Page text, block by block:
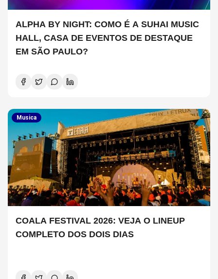
ALPHA BY NIGHT: COMO É A SUHAI MUSIC
HALL, CASA DE EVENTOS DE DESTAQUE
EM SÃO PAULO?
Musica
COALA FESTIVAL 2026: VEJA O LINEUP
COMPLETO DOS DOIS DIAS